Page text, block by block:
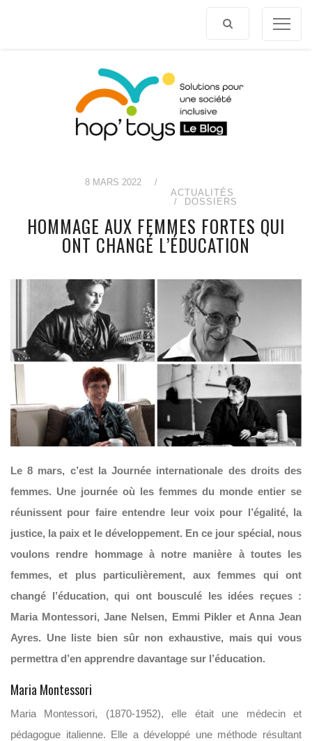
8 MARS 2022
/
ACTUALITÉS
DOSSIERS
HOMMAGE AUX FEMMES FORTES QUI
ONT CHANGÉ L’ÉDUCATION
Le 8 mars, c’est la Journée internationale des droits des
femmes. Une journée où les femmes du monde entier se
réunissent pour faire entendre leur voix pour l’égalité, la
justice, la paix et le développement. En ce jour spécial, nous
voulons rendre hommage à notre manière à toutes les
femmes, et plus particulièrement, aux femmes qui ont
changé l’éducation, qui ont bousculé les idées reçues :
Maria Montessori, Jane Nelsen, Emmi Pikler et Anna Jean
Ayres. Une liste bien sûr non exhaustive, mais qui vous
permettra d’en apprendre davantage sur l’éducation.
Maria Montessori
Maria Montessori, (1870-1952), elle était une médecin et
pédagogue italienne. Elle a développé une méthode résultant